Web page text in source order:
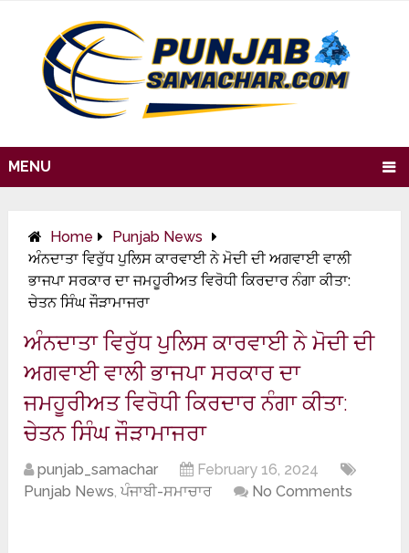
MENU
Home
Punjab News
ਅੰਨਦਾਤਾ ਵਿਰੁੱਧ ਪੁਲਿਸ ਕਾਰਵਾਈ ਨੇ ਮੋਦੀ ਦੀ ਅਗਵਾਈ ਵਾਲੀ
ਭਾਜਪਾ ਸਰਕਾਰ ਦਾ ਜਮਹੂਰੀਅਤ ਵਿਰੋਧੀ ਕਿਰਦਾਰ ਨੰਗਾ ਕੀਤਾ:
ਚੇਤਨ ਸਿੰਘ ਜੌੜਾਮਾਜਰਾ
ਅੰਨਦਾਤਾ ਵਿਰੁੱਧ ਪੁਲਿਸ ਕਾਰਵਾਈ ਨੇ ਮੋਦੀ ਦੀ
ਅਗਵਾਈ ਵਾਲੀ ਭਾਜਪਾ ਸਰਕਾਰ ਦਾ
ਜਮਹੂਰੀਅਤ ਵਿਰੋਧੀ ਕਿਰਦਾਰ ਨੰਗਾ ਕੀਤਾ:
ਚੇਤਨ ਸਿੰਘ ਜੌੜਾਮਾਜਰਾ
punjab_samachar
February 16, 2024
Punjab News,ਪੰਜਾਬੀ-ਸਮਾਚਾਰ No Comments